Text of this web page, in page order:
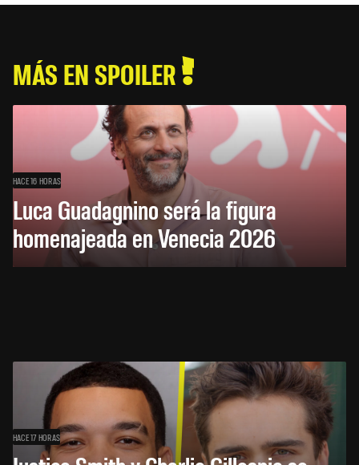
MÁS EN SPOILER
HACE 16 HORAS
Luca Guadagnino será la figura
homenajeada en Venecia 2026
HACE 17 HORAS